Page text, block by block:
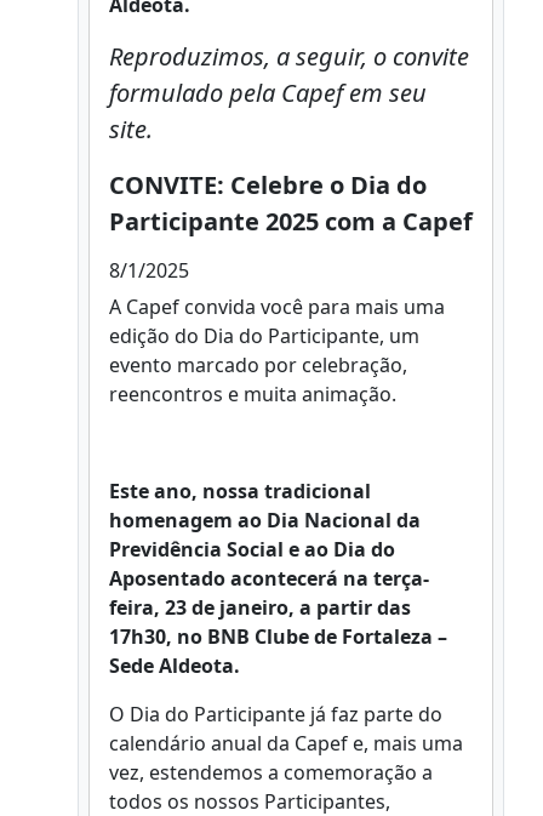
Reproduzimos, a seguir, o convite
formulado pela Capef em seu
site.
CONVITE: Celebre o Dia do
Participante 2025 com a Capef
8/1/2025
A Capef convida você para mais uma
edição do Dia do Participante, um
evento marcado por celebração,
reencontros e muita animação.
Este ano, nossa tradicional
homenagem ao Dia Nacional da
Previdência Social e ao Dia do
Aposentado acontecerá na terça-
feira, 23 de janeiro, a partir das
17h30, no BNB Clube de Fortaleza –
Sede Aldeota.
O Dia do Participante já faz parte do
calendário anual da Capef e, mais uma
vez, estendemos a comemoração a
todos os nossos Participantes,